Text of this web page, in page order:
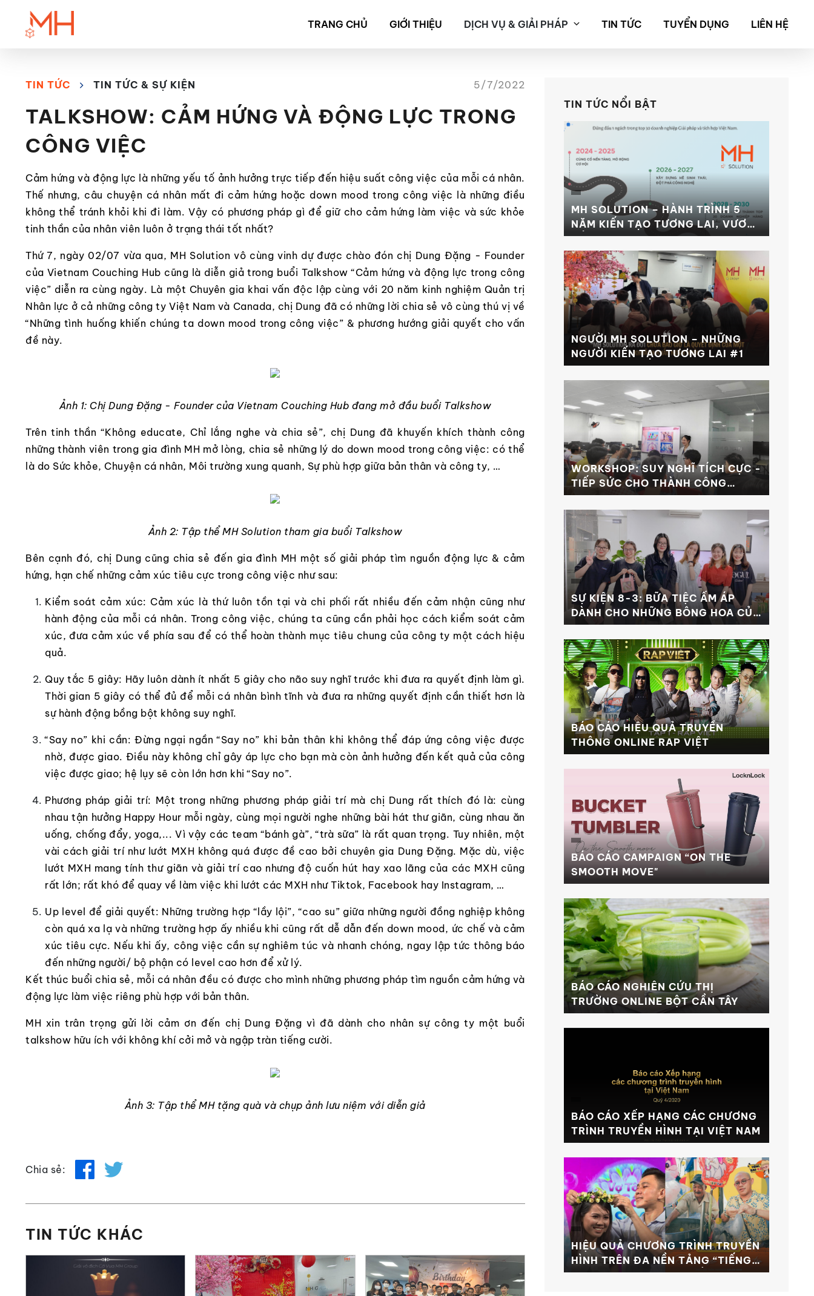
TRANG CHỦ GIỚI THIỆU DỊCH VỤ & GIẢI PHÁP TIN TỨC TUYỂN DỤNG LIÊN HỆ
TIN TỨC TIN TỨC & SỰ KIỆN 5/7/2022
TALKSHOW: CẢM HỨNG VÀ ĐỘNG LỰC TRONG
CÔNG VIỆC
Cảm hứng và động lực là những yếu tố ảnh hưởng trực tiếp đến hiệu suất công việc của mỗi cá nhân.
Thế nhưng, câu chuyện cá nhân mất đi cảm hứng hoặc down mood trong công việc là những điều
không thể tránh khỏi khi đi làm. Vậy có phương pháp gì để giữ cho cảm hứng làm việc và sức khỏe
tinh thần của nhân viên luôn ở trạng thái tốt nhất?
Thứ 7, ngày 02/07 vừa qua, MH Solution vô cùng vinh dự được chào đón chị Dung Đặng - Founder
của Vietnam Couching Hub cũng là diễn giả trong buổi Talkshow “Cảm hứng và động lực trong công
việc” diễn ra cùng ngày. Là một Chuyên gia khai vấn độc lập cùng với 20 năm kinh nghiệm Quản trị
Nhân lực ở cả những công ty Việt Nam và Canada, chị Dung đã có những lời chia sẻ vô cùng thú vị về
“Những tình huống khiến chúng ta down mood trong công việc” & phương hướng giải quyết cho vấn
đề này.
Ảnh 1: Chị Dung Đặng - Founder của Vietnam Couching Hub đang mở đầu buổi Talkshow
Trên tinh thần “Không educate, Chỉ lắng nghe và chia sẻ”, chị Dung đã khuyến khích thành công
những thành viên trong gia đình MH mở lòng, chia sẻ những lý do down mood trong công việc: có thể
là do Sức khỏe, Chuyện cá nhân, Môi trường xung quanh, Sự phù hợp giữa bản thân và công ty, …
Ảnh 2: Tập thể MH Solution tham gia buổi Talkshow
Bên cạnh đó, chị Dung cũng chia sẻ đến gia đình MH một số giải pháp tìm nguồn động lực & cảm
hứng, hạn chế những cảm xúc tiêu cực trong công việc như sau:
Kiểm soát cảm xúc: Cảm xúc là thứ luôn tồn tại và chi phối rất nhiều đến cảm nhận cũng như
hành động của mỗi cá nhân. Trong công việc, chúng ta cũng cần phải học cách kiểm soát cảm
xúc, đưa cảm xúc về phía sau để có thể hoàn thành mục tiêu chung của công ty một cách hiệu
quả.
Quy tắc 5 giây: Hãy luôn dành ít nhất 5 giây cho não suy nghĩ trước khi đưa ra quyết định làm gì.
Thời gian 5 giây có thể đủ để mỗi cá nhân bình tĩnh và đưa ra những quyết định cần thiết hơn là
sự hành động bồng bột không suy nghĩ.
“Say no” khi cần: Đừng ngại ngần “Say no” khi bản thân khi không thể đáp ứng công việc được
nhờ, được giao. Điều này không chỉ gây áp lực cho bạn mà còn ảnh hưởng đến kết quả của công
việc được giao; hệ lụy sẽ còn lớn hơn khi “Say no”.
Phương pháp giải trí: Một trong những phương pháp giải trí mà chị Dung rất thích đó là: cùng
nhau tận hưởng Happy Hour mỗi ngày, cùng mọi người nghe những bài hát thư giãn, cùng nhau ăn
uống, chống đẩy, yoga,... Vì vậy các team “bánh gà”, “trà sữa” là rất quan trọng. Tuy nhiên, một
vài cách giải trí như lướt MXH không quá được đề cao bởi chuyên gia Dung Đặng. Mặc dù, việc
lướt MXH mang tính thư giãn và giải trí cao nhưng độ cuốn hút hay xao lãng của các MXH cũng
rất lớn; rất khó để quay về làm việc khi lướt các MXH như Tiktok, Facebook hay Instagram, …
Up level để giải quyết: Những trường hợp “lầy lội”, “cao su” giữa những người đồng nghiệp không
còn quá xa lạ và những trường hợp ấy nhiều khi cũng rất dễ dẫn đến down mood, ức chế và cảm
xúc tiêu cực. Nếu khi ấy, công việc cần sự nghiêm túc và nhanh chóng, ngay lập tức thông báo
đến những người/ bộ phận có level cao hơn để xử lý.
Kết thúc buổi chia sẻ, mỗi cá nhân đều có được cho mình những phương pháp tìm nguồn cảm hứng và
động lực làm việc riêng phù hợp với bản thân.
MH xin trân trọng gửi lời cảm ơn đến chị Dung Đặng vì đã dành cho nhân sự công ty một buổi
talkshow hữu ích với không khí cởi mở và ngập tràn tiếng cười.
Ảnh 3: Tập thể MH tặng quà và chụp ảnh lưu niệm với diễn giả
Chia sẻ:
TIN TỨC KHÁC
TIN TỨC NỔI BẬT
MH SOLUTION – HÀNH TRÌNH 5
NĂM KIẾN TẠO TƯƠNG LAI, VƯƠN
TẦM ĐỈNH CAO
NGƯỜI MH SOLUTION – NHỮNG
NGƯỜI KIẾN TẠO TƯƠNG LAI #1
WORKSHOP: SUY NGHĨ TÍCH CỰC -
TIẾP SỨC CHO THÀNH CÔNG
TRONG CÔNG VIỆC
SỰ KIỆN 8-3: BỮA TIỆC ẤM ÁP
DÀNH CHO NHỮNG BÔNG HOA CỦA
MH
BÁO CÁO HIỆU QUẢ TRUYỀN
THÔNG ONLINE RAP VIỆT
BÁO CÁO CAMPAIGN “ON THE
SMOOTH MOVE"
BÁO CÁO NGHIÊN CỨU THỊ
TRƯỜNG ONLINE BỘT CẦN TÂY
BÁO CÁO XẾP HẠNG CÁC CHƯƠNG
TRÌNH TRUYỀN HÌNH TẠI VIỆT NAM
HIỆU QUẢ CHƯƠNG TRÌNH TRUYỀN
HÌNH TRÊN ĐA NỀN TẢNG “TIẾNG
RAO 4.0 & VỢ TÔI LÀ SỐ 1”